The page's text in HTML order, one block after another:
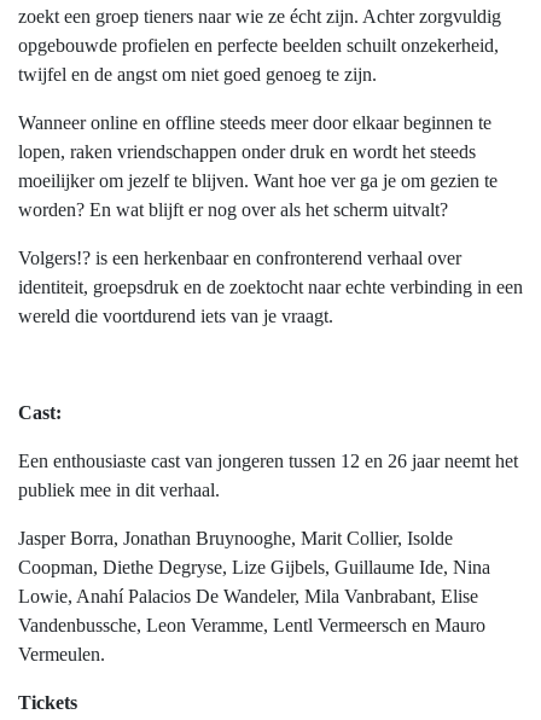
zoekt een groep tieners naar wie ze écht zijn. Achter zorgvuldig
opgebouwde profielen en perfecte beelden schuilt onzekerheid,
twijfel en de angst om niet goed genoeg te zijn.
Wanneer online en offline steeds meer door elkaar beginnen te
lopen, raken vriendschappen onder druk en wordt het steeds
moeilijker om jezelf te blijven. Want hoe ver ga je om gezien te
worden? En wat blijft er nog over als het scherm uitvalt?
Volgers!? is een herkenbaar en confronterend verhaal over
identiteit, groepsdruk en de zoektocht naar echte verbinding in een
wereld die voortdurend iets van je vraagt.
Cast:
Een enthousiaste cast van jongeren tussen 12 en 26 jaar neemt het
publiek mee in dit verhaal.
Jasper Borra, Jonathan Bruynooghe, Marit Collier, Isolde
Coopman, Diethe Degryse, Lize Gijbels, Guillaume Ide, Nina
Lowie, Anahí Palacios De Wandeler, Mila Vanbrabant, Elise
Vandenbussche, Leon Veramme, Lentl Vermeersch en Mauro
Vermeulen.
Tickets